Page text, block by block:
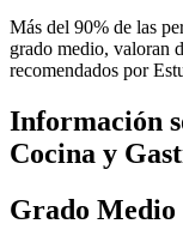
Más del 90% de las
grado medio, valoran
recomendados por
Información
Cocina y
Grado Medio